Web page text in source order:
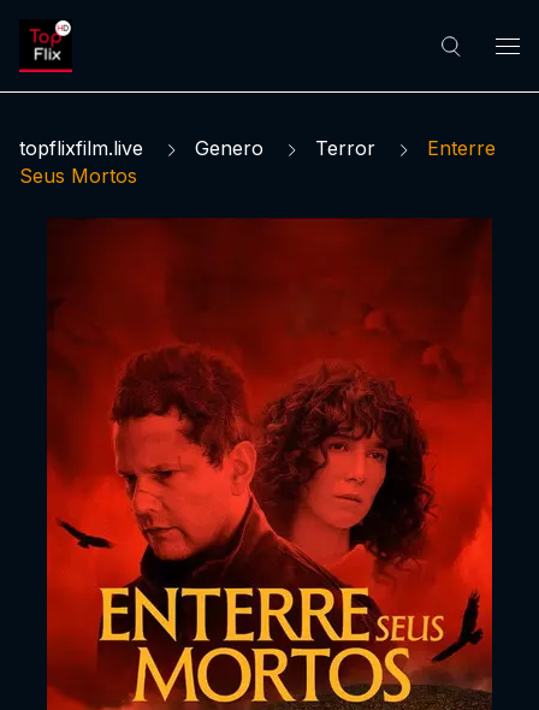
topflixfilm.live Genero Terror
Enterre
Seus Mortos